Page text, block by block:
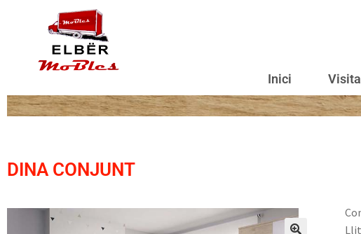
Inici
DINA CONJUNT